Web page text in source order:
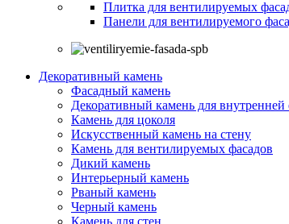
Плитка для вентилируемых
Панели для вентилируемого
Декоративный камень
Фасадный камень
Декоративный камень для внутренней
Камень для цоколя
Искусственный камень на стену
Камень для вентилируемых фасадов
Дикий камень
Интерьерный камень
Рваный камень
Черный камень
Камень для стен